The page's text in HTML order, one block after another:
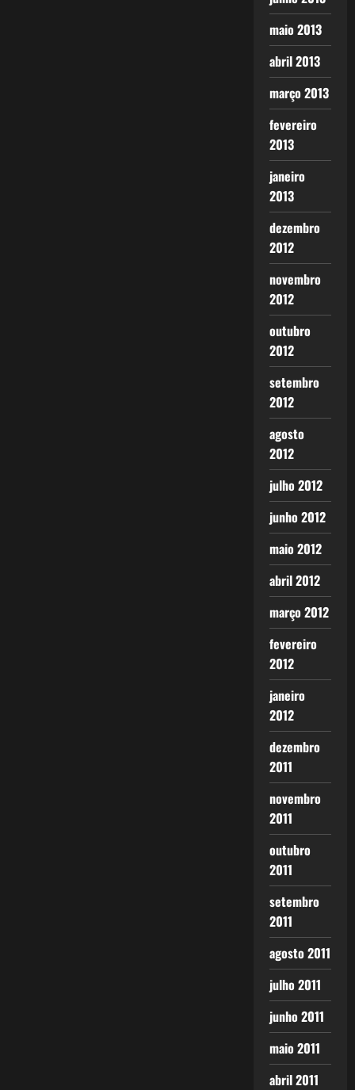
maio 2013
abril 2013
março 2013
fevereiro
2013
janeiro
2013
dezembro
2012
novembro
2012
outubro
2012
setembro
2012
agosto
2012
julho 2012
junho 2012
maio 2012
abril 2012
março 2012
fevereiro
2012
janeiro
2012
dezembro
2011
novembro
2011
outubro
2011
setembro
2011
agosto 2011
julho 2011
junho 2011
maio 2011
abril 2011